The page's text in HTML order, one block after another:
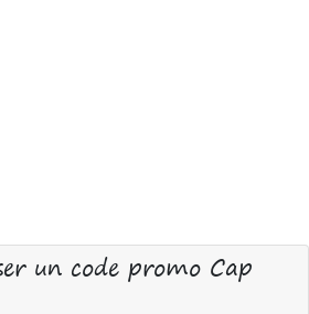
un code promo Cap